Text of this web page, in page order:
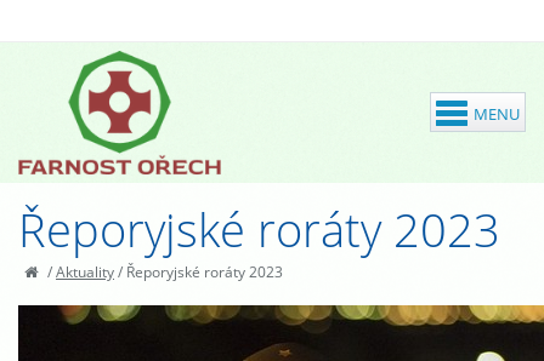
Řeporyjské roráty 2023
/Aktuality/ Řeporyjské roráty 2023